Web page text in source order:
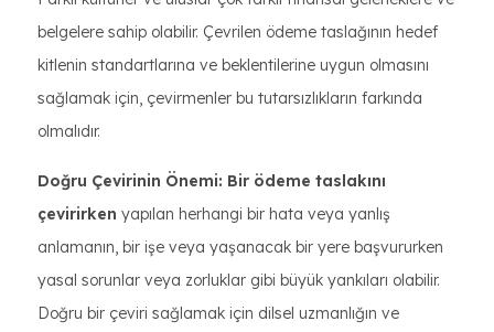
belgelere sahip olabilir. Çevrilen ödeme taslağının hedef
kitlenin standartlarına ve beklentilerine uygun olmasını
sağlamak için, çevirmenler bu tutarsızlıkların farkında
olmalıdır.
Doğru Çevirinin Önemi: Bir ödeme taslakını
çevirirken yapılan herhangi bir hata veya yanlış
anlamanın, bir işe veya yaşanacak bir yere başvururken
yasal sorunlar veya zorluklar gibi büyük yankıları olabilir.
Doğru bir çeviri sağlamak için dilsel uzmanlığın ve